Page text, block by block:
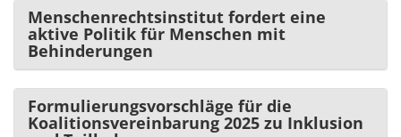
Menschenrechtsinstitut fordert eine
aktive Politik für Menschen mit
Behinderungen
Formulierungsvorschläge für die
Koalitionsvereinbarung 2025 zu Inklusion